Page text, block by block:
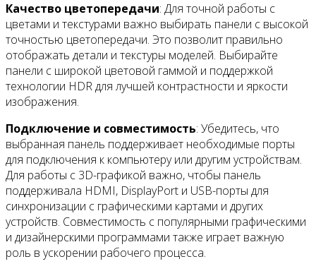
Качество цветопередачи: Для точной работы с
цветами и текстурами важно выбирать панели с высокой
точностью цветопередачи. Это позволит правильно
отображать детали и текстуры моделей. Выбирайте
панели с широкой цветовой гаммой и поддержкой
технологии HDR для лучшей контрастности и яркости
изображения.
Подключение и совместимость: Убедитесь, что
выбранная панель поддерживает необходимые порты
для подключения к компьютеру или другим устройствам.
Для работы с 3D-графикой важно, чтобы панель
поддерживала HDMI, DisplayPort и USB-порты для
синхронизации с графическими картами и других
устройств. Совместимость с популярными графическими
и дизайнерскими программами также играет важную
роль в ускорении рабочего процесса.